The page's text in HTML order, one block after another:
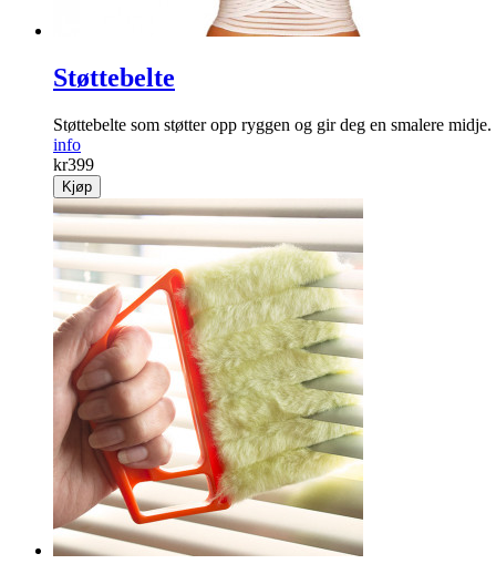
Støttebelte
Støttebelte som støtter opp ryggen og gir deg en smalere midje.
info
kr399
Kjøp